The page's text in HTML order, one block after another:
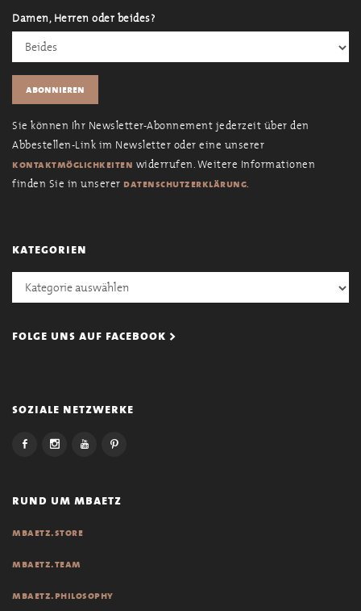
Damen, Herren oder beides?
Sie können Ihr Newsletter-Abonnement jederzeit über den
Abbestellen-Link im Newsletter oder eine unserer
kontaktmöglichkeiten widerrufen. Weitere Informationen
finden Sie in unserer datenschutzerklärung.
kategorien
Kategorien
folge uns auf facebook >
soziale netzwerke
rund um mbaetz
mbaetz.store
mbaetz.team
mbaetz.philosophy